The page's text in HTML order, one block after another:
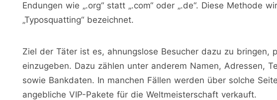
Endungen wie „.org“ statt „.com“ oder „.de“. Diese Methode
„Typosquatting“ bezeichnet.
Ziel der Täter ist es, ahnungslose Besucher dazu zu bringen,
einzugeben. Dazu zählen unter anderem Namen, Adressen,
sowie Bankdaten. In manchen Fällen werden über solche
angebliche VIP-Pakete für die Weltmeisterschaft verkauft.